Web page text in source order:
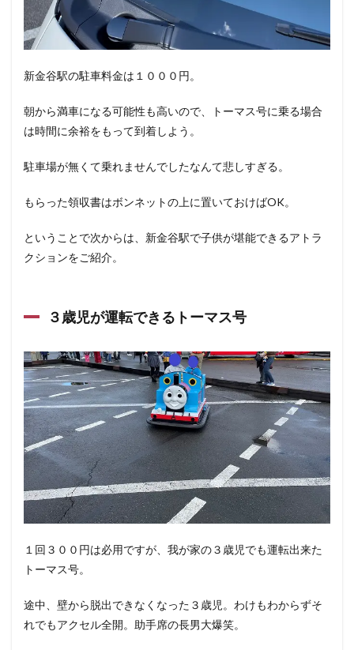
新金谷駅の駐車料金は１０００円。
朝から満車になる可能性も高いので、トーマス号に乗る場合
は時間に余裕をもって到着しよう。
駐車場が無くて乗れませんでしたなんて悲しすぎる。
もらった領収書はボンネットの上に置いておけばOK。
ということで次からは、新金谷駅で子供が堪能できるアトラ
クションをご紹介。
３歳児が運転できるトーマス号
１回３００円は必用ですが、我が家の３歳児でも運転出来た
トーマス号。
途中、壁から脱出できなくなった３歳児。わけもわからずそ
れでもアクセル全開。助手席の長男大爆笑。